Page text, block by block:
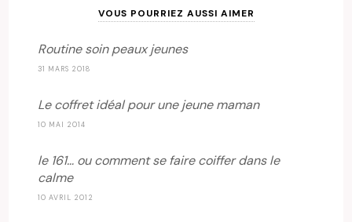
VOUS POURRIEZ AUSSI AIMER
Routine soin peaux jeunes
31 MARS 2018
Le coffret idéal pour une jeune maman
10 MAI 2014
le 161… ou comment se faire coiffer dans le
calme
10 AVRIL 2012